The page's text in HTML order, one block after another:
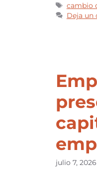
cambio
Deja un
julio 7, 2026